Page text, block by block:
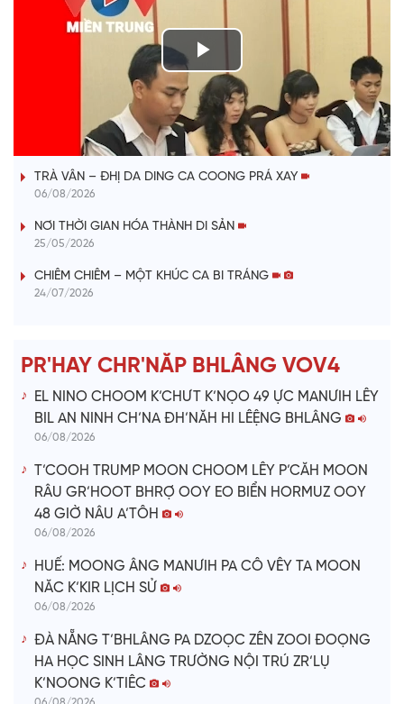
P
l
a
V
i
e
o
VÀI PHÚT DÀNH CHO QUẢNG BÁ
TRÀ VÂN – ĐHỊ DA DING CA COONG PRÁ XAY
06/08/2026
NƠI THỜI GIAN HÓA THÀNH DI SẢN
25/05/2026
CHIÊM CHIÊM – MỘT KHÚC CA BI TRÁNG
24/07/2026
PR'HAY CHR'NĂP BHLÂNG VOV4
EL NINO CHOOM K’CHƯT K’NỌO 49 ỰC MANƯIH LÊY
BIL AN NINH CH’NA ĐH’NĂH HI LÊỆNG BHLÂNG
06/08/2026
T’COOH TRUMP MOON CHOOM LÊY P’CĂH MOON
RÂU GR’HOOT BHRỢ OOY EO BIỂN HORMUZ OOY
48 GIỜ NÂU A’TÔH
06/08/2026
HUẾ: MOONG ÂNG MANƯIH PA CÔ VÊY TA MOON
NĂC K’KIR LỊCH SỬ
06/08/2026
ĐÀ NẴNG T’BHLÂNG PA DZOỌC ZÊN ZOOI ĐOỌNG
HA HỌC SINH LÂNG TRƯỜNG NỘI TRÚ ZR’LỤ
K’NOONG K’TIÊC